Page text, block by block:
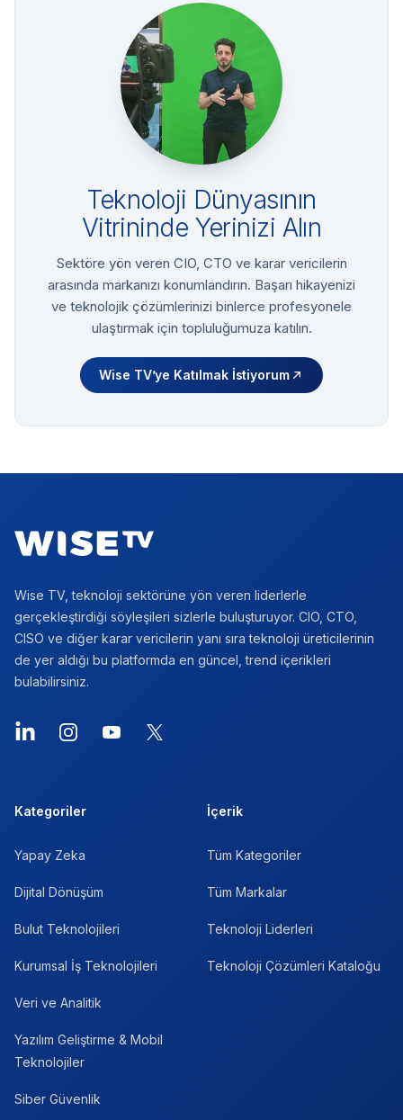
Teknoloji Dünyasının
Vitrininde Yerinizi Alın
Sektöre yön veren CIO, CTO ve karar vericilerin
arasında markanızı konumlandırın. Başarı hikayenizi
ve teknolojik çözümlerinizi binlerce profesyonele
ulaştırmak için topluluğumuza katılın.
Wise TV’ye Katılmak İstiyorum
Wise TV, teknoloji sektörüne yön veren liderlerle
gerçekleştirdiği söyleşileri sizlerle buluşturuyor. CIO, CTO,
CISO ve diğer karar vericilerin yanı sıra teknoloji üreticilerinin
de yer aldığı bu platformda en güncel, trend içerikleri
bulabilirsiniz.
LinkedInInstagramYouTube
X
Kategoriler
Yapay Zeka
Dijital Dönüşüm
Bulut Teknolojileri
Kurumsal İş Teknolojileri
Veri ve Analitik
Yazılım Geliştirme & Mobil
Teknolojiler
Siber Güvenlik
İçerik
Tüm Kategoriler
Tüm Markalar
Teknoloji Liderleri
Teknoloji Çözümleri Kataloğu